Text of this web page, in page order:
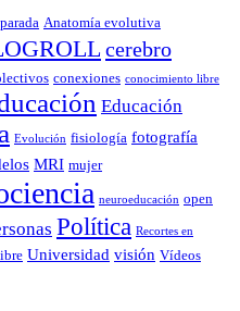
Anatomía evolutiva
cerebro
conexiones conocimiento libre
Educación
Evolución fisiología fotografía
MRI mujer
neuroeducación open
Política Recortes en
Universidad visión Vídeos